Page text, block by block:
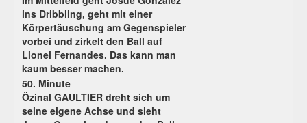
ins Dribbling, geht mit einer
Körpertäuschung am Gegenspieler
vorbei und zirkelt den Ball auf
Lionel Fernandes. Das kann man
kaum besser machen.
50. Minute
Özinal GAULTIER dreht sich um
seine eigene Achse und sieht